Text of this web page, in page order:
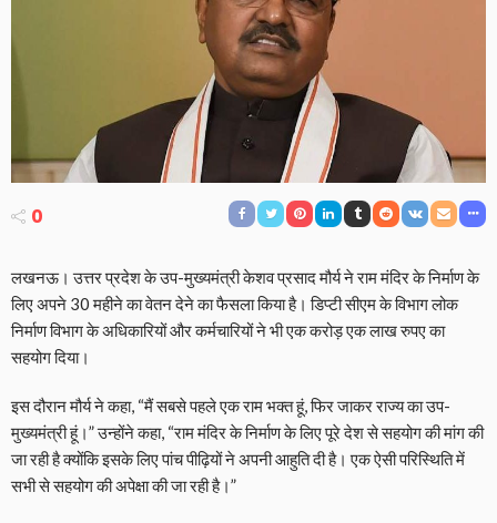
0
लखनऊ। उत्तर प्रदेश के उप-मुख्यमंत्री केशव प्रसाद मौर्य ने राम मंदिर के निर्माण के
लिए अपने 30 महीने का वेतन देने का फैसला किया है। डिप्टी सीएम के विभाग लोक
निर्माण विभाग के अधिकारियों और कर्मचारियों ने भी एक करोड़ एक लाख रुपए का
सहयोग दिया।
इस दौरान मौर्य ने कहा, “मैं सबसे पहले एक राम भक्त हूं, फिर जाकर राज्य का उप-
मुख्यमंत्री हूं।” उन्होंने कहा, “राम मंदिर के निर्माण के लिए पूरे देश से सहयोग की मांग की
जा रही है क्योंकि इसके लिए पांच पीढ़ियों ने अपनी आहुति दी है। एक ऐसी परिस्थिति में
सभी से सहयोग की अपेक्षा की जा रही है।”